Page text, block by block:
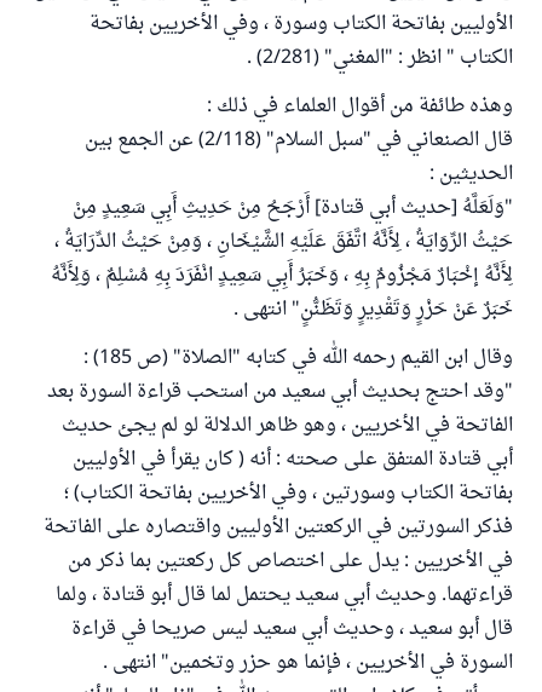
الأوليين بفاتحة الكتاب وسورة ، وفي الأخريين بفاتحة
الكتاب " انظر : "المغني" (2/281) .
وهذه طائفة من أقوال العلماء في ذلك :
قال الصنعاني في "سبل السلام" (2/118) عن الجمع بين
الحديثين :
"وَلَعَلَّهُ [حديث أبي قتادة] أَرْجَحُ مِنْ حَدِيثِ أَبِي سَعِيدٍ مِنْ
حَيْثُ الرِّوَايَةُ ، لِأَنَّهُ اتَّفَقَ عَلَيْهِ الشَّيْخَانِ ، وَمِنْ حَيْثُ الدِّرَايَةُ ،
لِأَنَّهُ إخْبَارٌ مَجْزُومٌ بِهِ ، وَخَبَرُ أَبِي سَعِيدٍ انْفَرَدَ بِهِ مُسْلِمٌ ، وَلِأَنَّهُ
خَبَرٌ عَنْ حَزْرٍ وَتَقْدِيرٍ وَتَظَنُّنٍ" انتهى .
وقال ابن القيم رحمه الله في كتابه "الصلاة" (ص 185) :
"وقد احتج بحديث أبي سعيد من استحب قراءة السورة بعد
الفاتحة في الأخريين ، وهو ظاهر الدلالة لو لم يجئ حديث
أبي قتادة المتفق على صحته : أنه ( كان يقرأ في الأوليين
بفاتحة الكتاب وسورتين ، وفي الأخريين بفاتحة الكتاب) ؛
فذكر السورتين في الركعتين الأوليين واقتصاره على الفاتحة
في الأخريين : يدل على اختصاص كل ركعتين بما ذكر من
قراءتهما. وحديث أبي سعيد يحتمل لما قال أبو قتادة ، ولما
قال أبو سعيد ، وحديث أبي سعيد ليس صريحا في قراءة
السورة في الأخريين ، فإنما هو حزر وتخمين" انتهى .